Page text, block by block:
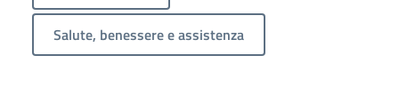
Salute, benessere e assistenza